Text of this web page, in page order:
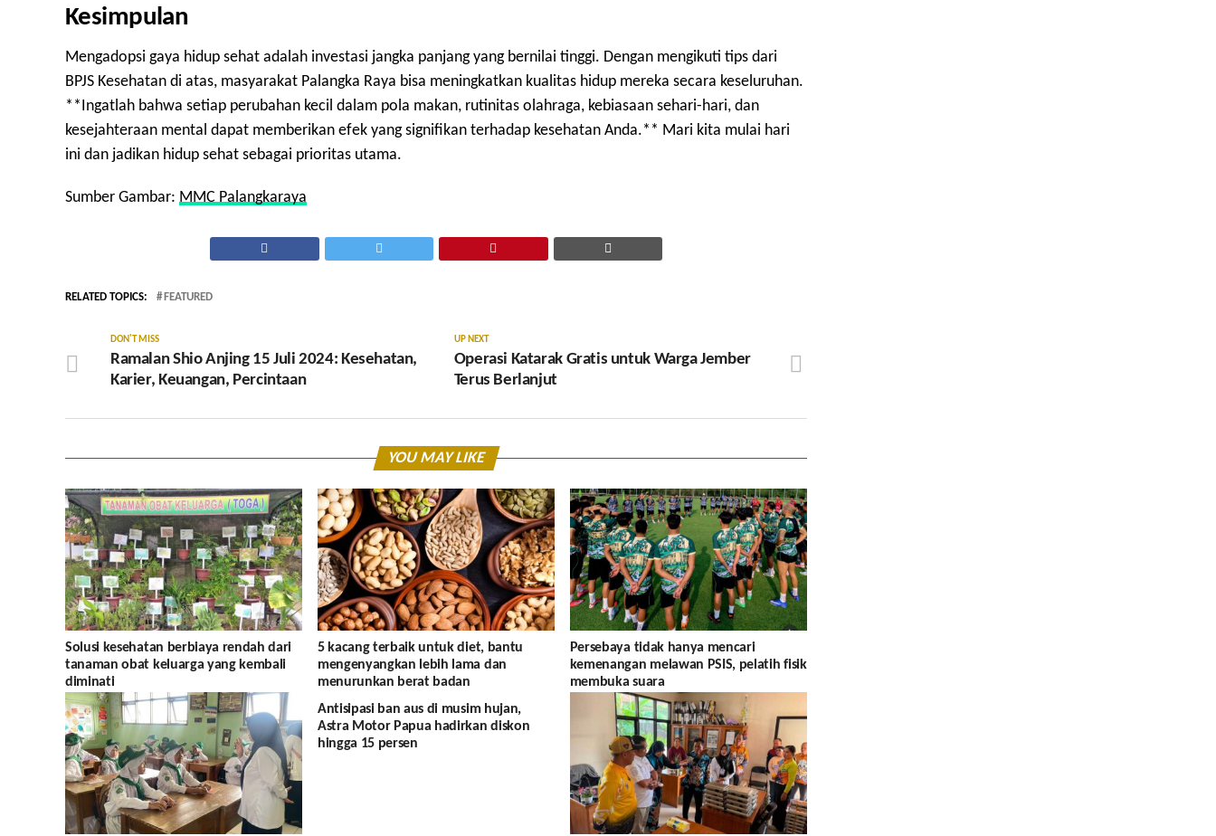
Kesimpulan
Mengadopsi gaya hidup sehat adalah investasi jangka panjang yang bernilai tinggi. Dengan mengikuti tips dari
BPJS Kesehatan di atas, masyarakat Palangka Raya bisa meningkatkan kualitas hidup mereka secara keseluruhan.
**Ingatlah bahwa setiap perubahan kecil dalam pola makan, rutinitas olahraga, kebiasaan sehari-hari, dan
kesejahteraan mental dapat memberikan efek yang signifikan terhadap kesehatan Anda.** Mari kita mulai hari
ini dan jadikan hidup sehat sebagai prioritas utama.
Sumber Gambar: MMC Palangkaraya
RELATED TOPICS: FEATURED
UP NEXT
Operasi Katarak Gratis untuk Warga Jember
Terus Berlanjut
DON'T MISS
Ramalan Shio Anjing 15 Juli 2024: Kesehatan,
Karier, Keuangan, Percintaan
YOU MAY LIKE
Solusi kesehatan berbiaya rendah dari
tanaman obat keluarga yang kembali
diminati
5 kacang terbaik untuk diet, bantu
mengenyangkan lebih lama dan
menurunkan berat badan
Persebaya tidak hanya mencari
kemenangan melawan PSIS, pelatih fisik
membuka suara
Antisipasi ban aus di musim hujan,
Astra Motor Papua hadirkan diskon
hingga 15 persen